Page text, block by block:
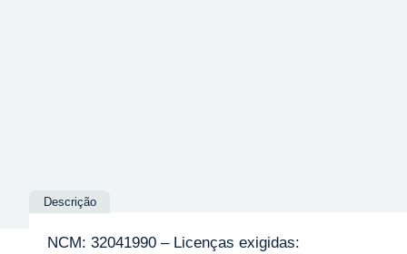
Descrição
NCM: 32041990 – Licenças exigidas: